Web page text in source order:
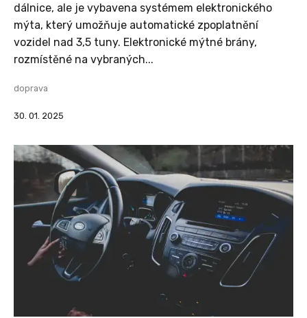
dálnice, ale je vybavena systémem elektronického
mýta, který umožňuje automatické zpoplatnění
vozidel nad 3,5 tuny. Elektronické mýtné brány,
rozmístěné na vybraných...
doprava
30. 01. 2025